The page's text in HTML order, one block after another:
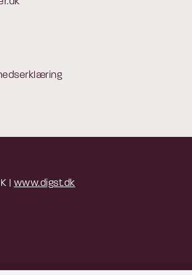
| www.digst.dk